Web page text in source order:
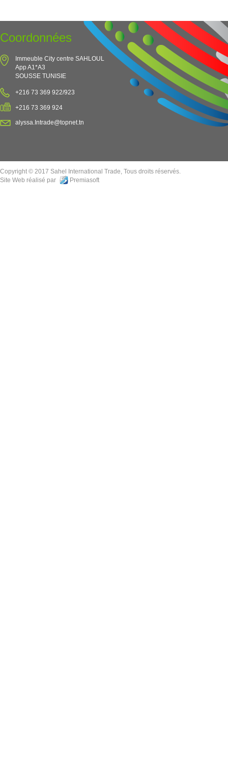
Coordonnées
Immeuble City centre SAHLOUL
App A1*A3
SOUSSE TUNISIE
+216 73 369 922/923
+216 73 369 924
alyssa.Intrade@topnet.tn
Copyright © 2017 Sahel International Trade, Tous droits réservés.
Site Web réalisé par
Premiasoft